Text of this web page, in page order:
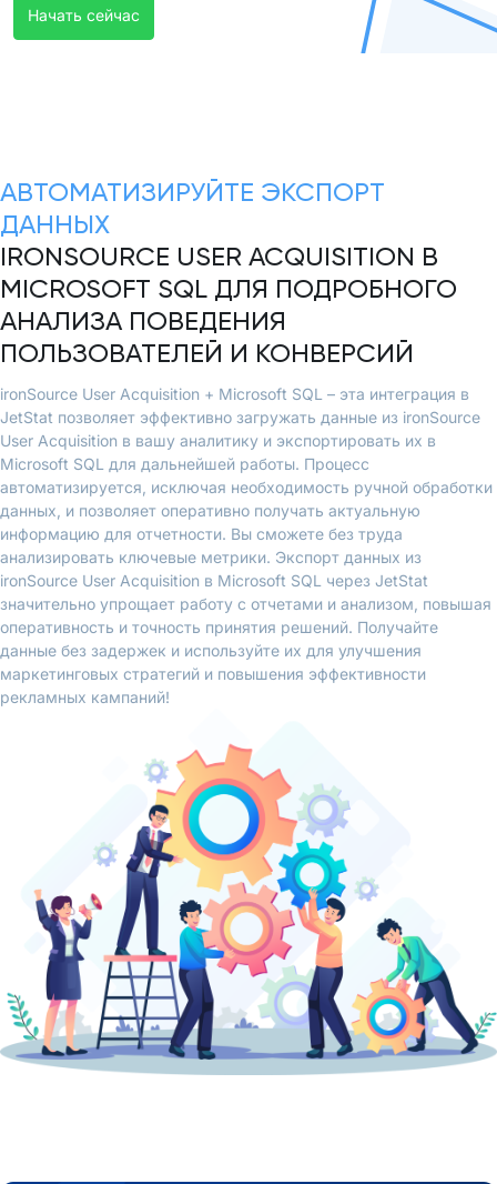
Начать сейчас
АВТОМАТИЗИРУЙТЕ ЭКСПОРТ
ДАННЫХ
IRONSOURCE USER ACQUISITION В
MICROSOFT SQL ДЛЯ ПОДРОБНОГО
АНАЛИЗА ПОВЕДЕНИЯ
ПОЛЬЗОВАТЕЛЕЙ И КОНВЕРСИЙ
ironSource User Acquisition + Microsoft SQL – эта интеграция в
JetStat позволяет эффективно загружать данные из ironSource
User Acquisition в вашу аналитику и экспортировать их в
Microsoft SQL для дальнейшей работы. Процесс
автоматизируется, исключая необходимость ручной обработки
данных, и позволяет оперативно получать актуальную
информацию для отчетности. Вы сможете без труда
анализировать ключевые метрики. Экспорт данных из
ironSource User Acquisition в Microsoft SQL через JetStat
значительно упрощает работу с отчетами и анализом, повышая
оперативность и точность принятия решений. Получайте
данные без задержек и используйте их для улучшения
маркетинговых стратегий и повышения эффективности
рекламных кампаний!